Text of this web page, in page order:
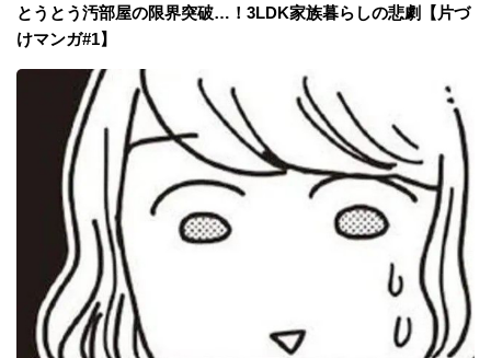
とうとう汚部屋の限界突破…！3LDK家族暮らしの悲劇【片づ
けマンガ#1】